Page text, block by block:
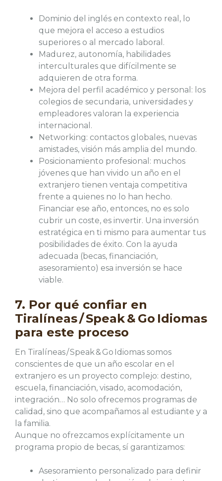
Dominio del inglés en contexto real, lo
que mejora el acceso a estudios
superiores o al mercado laboral.
Madurez, autonomía, habilidades
interculturales que difícilmente se
adquieren de otra forma.
Mejora del perfil académico y personal: los
colegios de secundaria, universidades y
empleadores valoran la experiencia
internacional.
Networking: contactos globales, nuevas
amistades, visión más amplia del mundo.
Posicionamiento profesional: muchos
jóvenes que han vivido un año en el
extranjero tienen ventaja competitiva
frente a quienes no lo han hecho.
Financiar ese año, entonces, no es solo
cubrir un coste, es invertir. Una inversión
estratégica en ti mismo para aumentar tus
posibilidades de éxito. Con la ayuda
adecuada (becas, financiación,
asesoramiento) esa inversión se hace
viable.
7. Por qué confiar en
Tiralíneas / Speak & Go Idiomas
para este proceso
En Tiralíneas / Speak & Go Idiomas somos
conscientes de que un año escolar en el
extranjero es un proyecto complejo: destino,
escuela, financiación, visado, acomodación,
integración… No solo ofrecemos programas de
calidad, sino que acompañamos al estudiante y a
la familia.
Aunque no ofrezcamos explícitamente un
programa propio de becas, sí garantizamos:
Asesoramiento personalizado para definir